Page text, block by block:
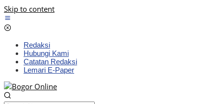
Skip to content
Redaksi
Hubungi Kami
Catatan Redaksi
Lemari E-Paper